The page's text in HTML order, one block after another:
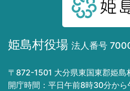
姫島村役場 法人番号
〒872-1501 大分県東国東郡姫島
開庁時間：平日午前8時30分か